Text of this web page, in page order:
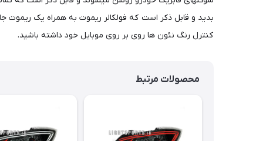
کنترل رنگ نئون ها روی بر روی موبایل خود داشته باشید.
محصولات مرتبط